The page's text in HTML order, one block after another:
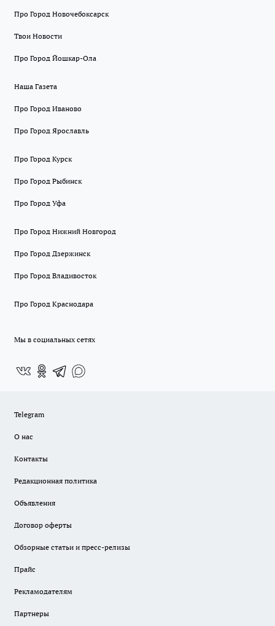
Про Город Новочебоксарск
Твои Новости
Про Город Йошкар-Ола
Наша Газета
Про Город Иваново
Про Город Ярославль
Про Город Курск
Про Город Рыбинск
Про Город Уфа
Про Город Нижний Новгород
Про Город Дзержинск
Про Город Владивосток
Про Город Краснодара
Мы в социальных сетях
Telegram
О нас
Контакты
Редакционная политика
Объявления
Договор оферты
Обзорные статьи и пресс-релизы
Прайс
Рекламодателям
Партнеры